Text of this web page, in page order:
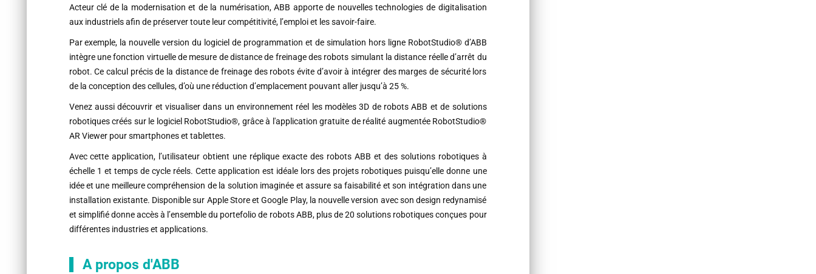
Acteur clé de la modernisation et de la numérisation, ABB apporte de nouvelles technologies de digitalisation
aux industriels afin de préserver toute leur compétitivité, l’emploi et les savoir-faire.
Par exemple, la nouvelle version du logiciel de programmation et de simulation hors ligne RobotStudio® d’ABB
intègre une fonction virtuelle de mesure de distance de freinage des robots simulant la distance réelle d’arrêt du
robot. Ce calcul précis de la distance de freinage des robots évite d’avoir à intégrer des marges de sécurité lors
de la conception des cellules, d’où une réduction d’emplacement pouvant aller jusqu’à 25 %.
Venez aussi découvrir et visualiser dans un environnement réel les modèles 3D de robots ABB et de solutions
robotiques créés sur le logiciel RobotStudio®, grâce à l'application gratuite de réalité augmentée RobotStudio®
AR Viewer pour smartphones et tablettes.
Avec cette application, l’utilisateur obtient une réplique exacte des robots ABB et des solutions robotiques à
échelle 1 et temps de cycle réels. Cette application est idéale lors des projets robotiques puisqu’elle donne une
idée et une meilleure compréhension de la solution imaginée et assure sa faisabilité et son intégration dans une
installation existante. Disponible sur Apple Store et Google Play, la nouvelle version avec son design redynamisé
et simplifié donne accès à l’ensemble du portefolio de robots ABB, plus de 20 solutions robotiques conçues pour
différentes industries et applications.
A propos d'ABB